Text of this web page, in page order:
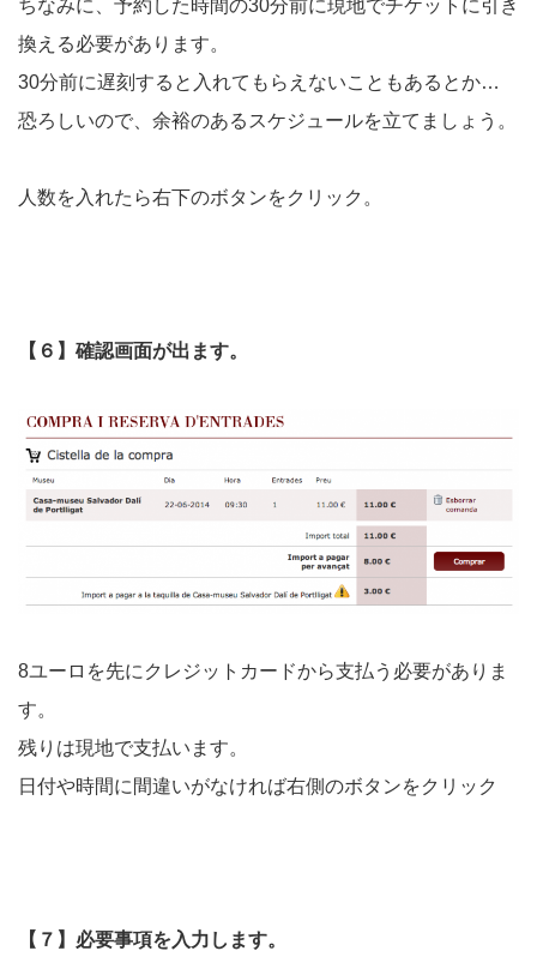
ちなみに、予約した時間の30分前に現地でチケットに引き
換える必要があります。
30分前に遅刻すると入れてもらえないこともあるとか…
恐ろしいので、余裕のあるスケジュールを立てましょう。
人数を入れたら右下のボタンをクリック。
【６】確認画面が出ます。
8ユーロを先にクレジットカードから支払う必要がありま
す。
残りは現地で支払います。
日付や時間に間違いがなければ右側のボタンをクリック
【７】必要事項を入力します。